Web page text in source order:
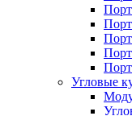
Угловые